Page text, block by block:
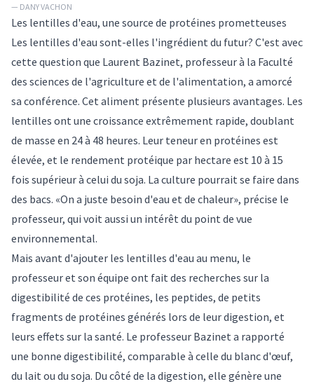
— DANY VACHON
Les lentilles d'eau, une source de protéines prometteuses
Les lentilles d'eau sont-elles l'ingrédient du futur? C'est avec
cette question que Laurent Bazinet, professeur à la Faculté
des sciences de l'agriculture et de l'alimentation, a amorcé
sa conférence. Cet aliment présente plusieurs avantages. Les
lentilles ont une croissance extrêmement rapide, doublant
de masse en 24 à 48 heures. Leur teneur en protéines est
élevée, et le rendement protéique par hectare est 10 à 15
fois supérieur à celui du soja. La culture pourrait se faire dans
des bacs. «On a juste besoin d'eau et de chaleur», précise le
professeur, qui voit aussi un intérêt du point de vue
environnemental.
Mais avant d'ajouter les lentilles d'eau au menu, le
professeur et son équipe ont fait des recherches sur la
digestibilité de ces protéines, les peptides, de petits
fragments de protéines générés lors de leur digestion, et
leurs effets sur la santé. Le professeur Bazinet a rapporté
une bonne digestibilité, comparable à celle du blanc d'œuf,
du lait ou du soja. Du côté de la digestion, elle génère une